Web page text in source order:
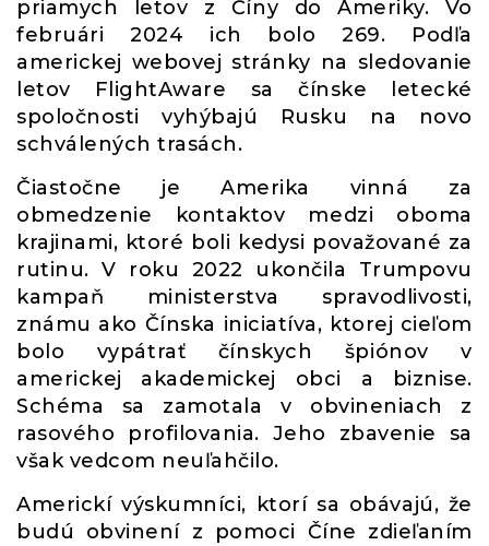
priamych letov z Číny do Ameriky. Vo
februári 2024 ich bolo 269. Podľa
americkej webovej stránky na sledovanie
letov FlightAware sa čínske letecké
spoločnosti vyhýbajú Rusku na novo
schválených trasách.
Čiastočne je Amerika vinná za
obmedzenie kontaktov medzi oboma
krajinami, ktoré boli kedysi považované za
rutinu. V roku 2022 ukončila Trumpovu
kampaň ministerstva spravodlivosti,
známu ako Čínska iniciatíva, ktorej cieľom
bolo vypátrať čínskych špiónov v
americkej akademickej obci a biznise.
Schéma sa zamotala v obvineniach z
rasového profilovania. Jeho zbavenie sa
však vedcom neuľahčilo.
Americkí výskumníci, ktorí sa obávajú, že
budú obvinení z pomoci Číne zdieľaním